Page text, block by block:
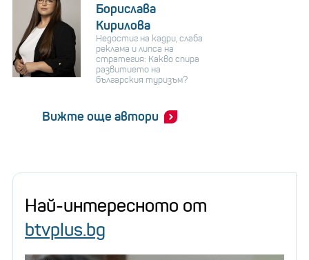
Борислава
Кирилова
Недостиг на кадри, слаба
реклама и липса на
стратегия: Какво спира
развитието на
българския туризъм?
Вижте още автори
Най-интересното от
btvplus.bg